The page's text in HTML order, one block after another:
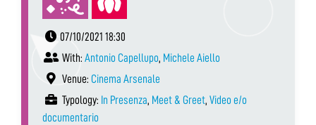
07/10/2021 18:30
With: Antonio Capellupo, Michele Aiello
Venue: Cinema Arsenale
Typology: In Presenza, Meet & Greet, Video e/o
documentario